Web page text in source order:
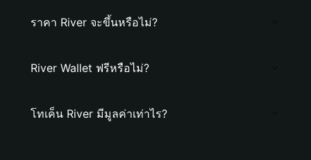
ราคา River จะขึ้นหรือไม่?
River Wallet ฟรีหรือไม่?
โทเค็น River มีมูลค่าเท่าไร?